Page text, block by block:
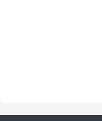
公